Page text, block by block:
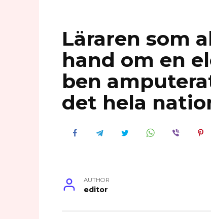
Läraren som
hand om en
ben
det hela
AUTHOR
editor